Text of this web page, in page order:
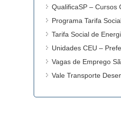
QualificaSP – Cursos
Programa Tarifa
Tarifa Social de
Unidades CEU –
Vagas de Emprego
Vale Transporte